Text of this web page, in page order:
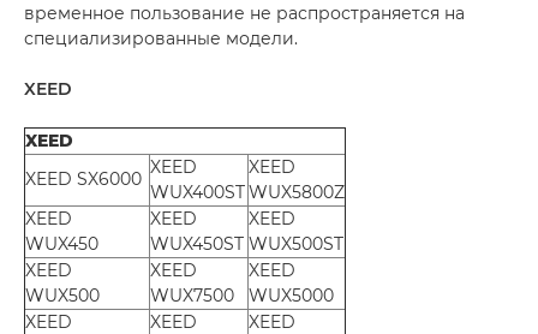
временное пользование не распространяется на
специализированные модели.
XEED
XEED
XEED SX6000
XEED
WUX400ST
XEED
WUX5800Z
XEED
WUX450
XEED
WUX450ST
XEED
WUX500ST
XEED
WUX500
XEED
WUX7500
XEED
WUX5000
XEED
XEED
XEED